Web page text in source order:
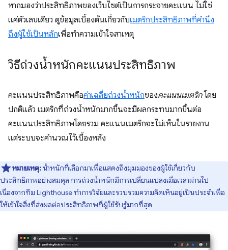
หากมองว่าประสิทธิภาพของเว็บไซต์เป็นการกระจายคะแนน ไม่ใช่
แค่ตัวเลขเดียว ดูข้อมูลเบื้องต้นเกี่ยวกับเมตริกประสิทธิภาพที่คำนึง
ถึงผู้ใช้เป็นหลักเพื่อทำความเข้าใจสาเหตุ
วิธีถ่วงน้ำหนักคะแนนประสิทธิภาพ
คะแนนประสิทธิภาพคือค่าเฉลี่ยถ่วงน้ำหนักของคะแนนเมตริกโดย
ปกติแล้ว เมตริกที่ถ่วงน้ำหนักมากขึ้นจะมีผลกระทบมากขึ้นต่อ
คะแนนประสิทธิภาพโดยรวม คะแนนเมตริกจะไม่เห็นในรายงาน
แต่ระบบจะคํานวณไว้เบื้องหลัง
หมายเหตุ: น้ำหนักที่เลือกมาเพื่อแสดงถึงมุมมองของผู้ใช้เกี่ยวกับ
ประสิทธิภาพอย่างสมดุล การถ่วงน้ำหนักมีการเปลี่ยนแปลงเมื่อเวลาผ่านไป
เนื่องจากทีม Lighthouse ทำการวิจัยและรวบรวมความคิดเห็นอยู่เป็นประจำเพื่อ
ให้เข้าใจสิ่งที่ส่งผลต่อประสิทธิภาพที่ผู้ใช้รับรู้มากที่สุด